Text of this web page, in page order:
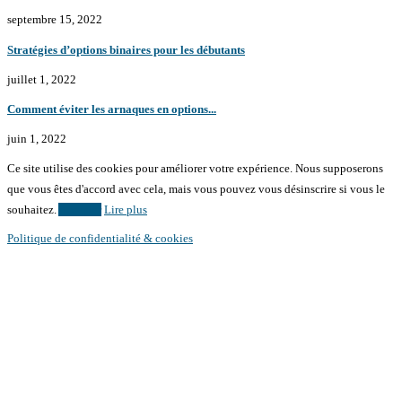
septembre 15, 2022
Stratégies d’options binaires pour les débutants
juillet 1, 2022
Comment éviter les arnaques en options...
juin 1, 2022
Ce site utilise des cookies pour améliorer votre expérience. Nous supposerons
que vous êtes d'accord avec cela, mais vous pouvez vous désinscrire si vous le
souhaitez.
Lire plus
Politique de confidentialité & cookies